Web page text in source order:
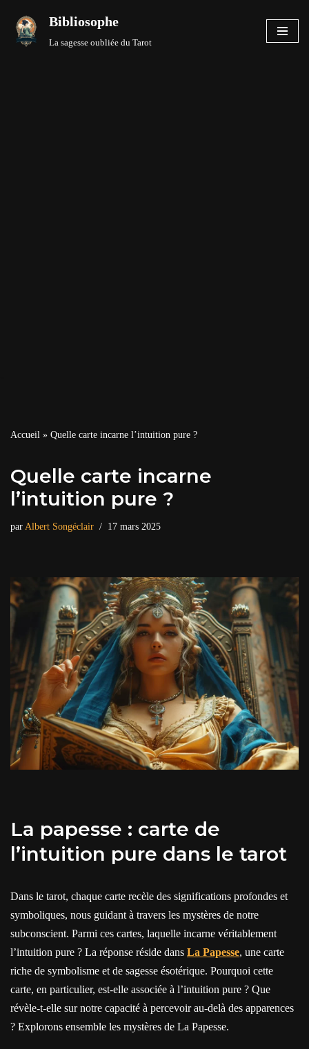
Aller
Bibliosophe
La sagesse oubliée du Tarot
Accueil » Quelle carte incarne l’intuition pure ?
Quelle carte incarne
l’intuition pure ?
par Albert Songéclair 17 mars 2025
La papesse : carte de
l’intuition pure dans le tarot
Dans le tarot, chaque carte recèle des significations profondes et
symboliques, nous guidant à travers les mystères de notre
subconscient. Parmi ces cartes, laquelle incarne véritablement
l’intuition pure ? La réponse réside dans La Papesse, une carte
riche de symbolisme et de sagesse ésotérique. Pourquoi cette
carte, en particulier, est-elle associée à l’intuition pure ? Que
révèle-t-elle sur notre capacité à percevoir au-delà des apparences
? Explorons ensemble les mystères de La Papesse.